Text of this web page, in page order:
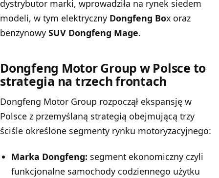
dystrybutor marki, wprowadziła na rynek siedem
modeli, w tym elektryczny Dongfeng Box oraz
benzynowy SUV Dongfeng Mage.
Dongfeng Motor Group w Polsce to
strategia na trzech frontach
Dongfeng Motor Group rozpoczął ekspansję w
Polsce z przemyślaną strategią obejmującą trzy
ściśle określone segmenty rynku motoryzacyjnego:
Marka Dongfeng: segment ekonomiczny czyli
funkcjonalne samochody codziennego użytku